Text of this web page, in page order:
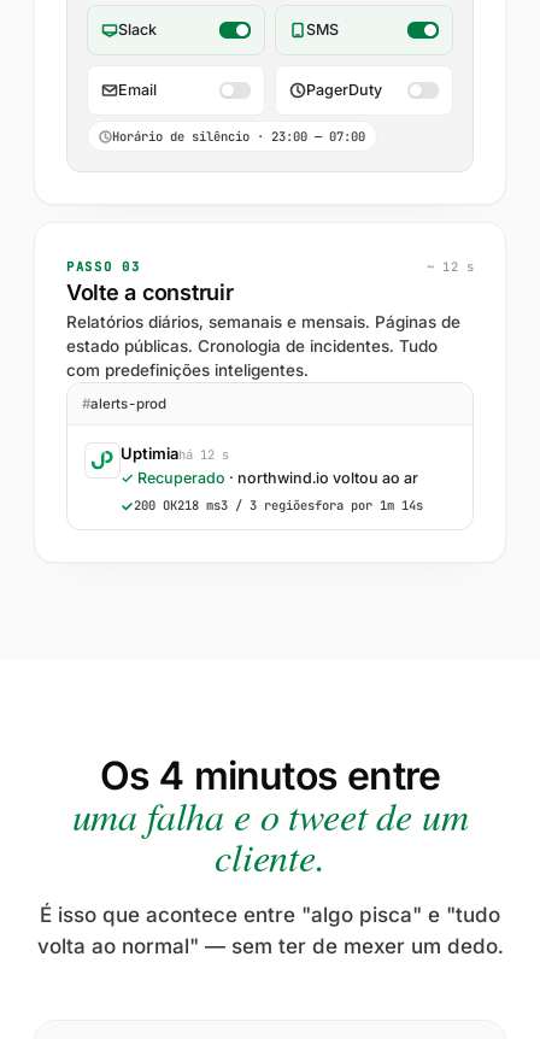
Slack SMS
Email PagerDuty
Horário de silêncio · 23:00 — 07:00
PASSO 03 ~ 12 s
Volte a construir
Relatórios diários, semanais e mensais. Páginas de
estado públicas. Cronologia de incidentes. Tudo
com predefinições inteligentes.
#alerts-prod
Uptimiahá 12 s
✓ Recuperado · northwind.io voltou ao ar
200 OK218 ms3 / 3 regiõesfora por 1m 14s
Os 4 minutos entre
uma falha e o tweet de um
cliente.
É isso que acontece entre "algo pisca" e "tudo
volta ao normal" — sem ter de mexer um dedo.